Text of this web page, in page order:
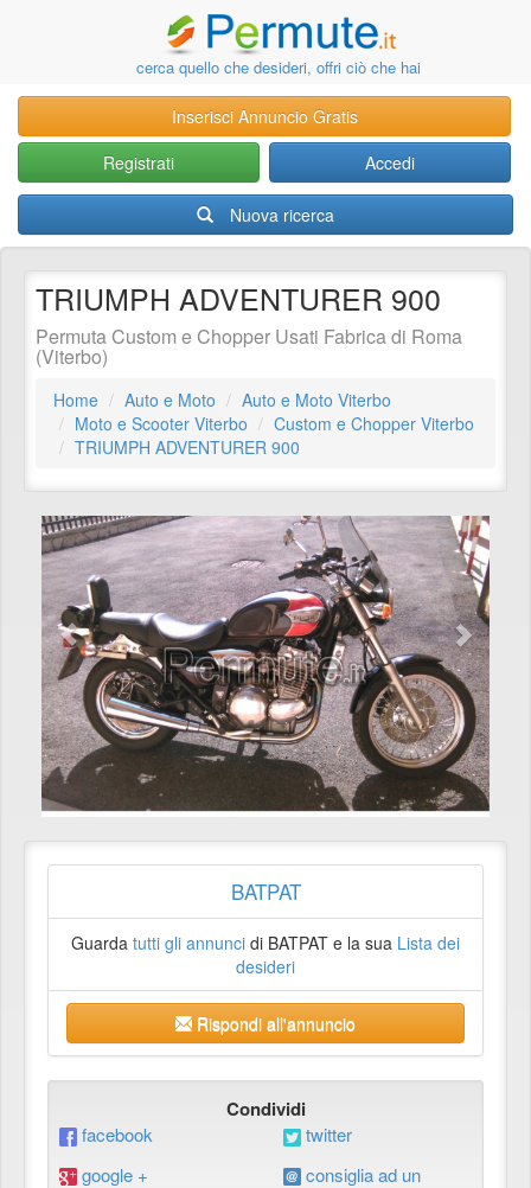
cerca quello che desideri, offri ciò che hai
Inserisci Annuncio Gratis
Registrati
Accedi
Nuova ricerca
TRIUMPH ADVENTURER 900
Permuta Custom e Chopper Usati Fabrica di Roma
(Viterbo)
Home Auto e Moto
Auto e Moto Viterbo
Moto e Scooter Viterbo
Custom e Chopper Viterbo
TRIUMPH ADVENTURER 900
BATPAT
Guarda tutti gli annunci di BATPAT e la sua Lista dei
desideri
Rispondi all'annuncio
Condividi
facebook
twitter
google +
consiglia ad un